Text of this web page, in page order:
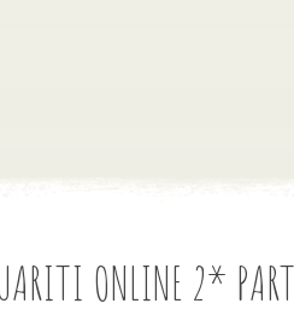
ONLINE 2*